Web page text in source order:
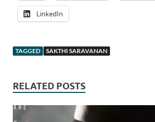
LinkedIn
TAGGED SAKTHI SARAVANAN
RELATED POSTS